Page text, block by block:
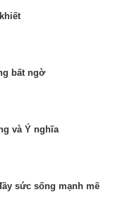
bất ngờ
và Ý nghĩa
sức sống mạnh mẽ